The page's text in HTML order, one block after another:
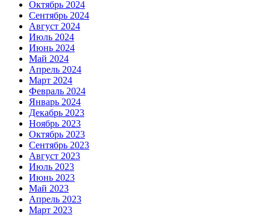
Октябрь 2024
Сентябрь 2024
Август 2024
Июль 2024
Июнь 2024
Май 2024
Апрель 2024
Март 2024
Февраль 2024
Январь 2024
Декабрь 2023
Ноябрь 2023
Октябрь 2023
Сентябрь 2023
Август 2023
Июль 2023
Июнь 2023
Май 2023
Апрель 2023
Март 2023